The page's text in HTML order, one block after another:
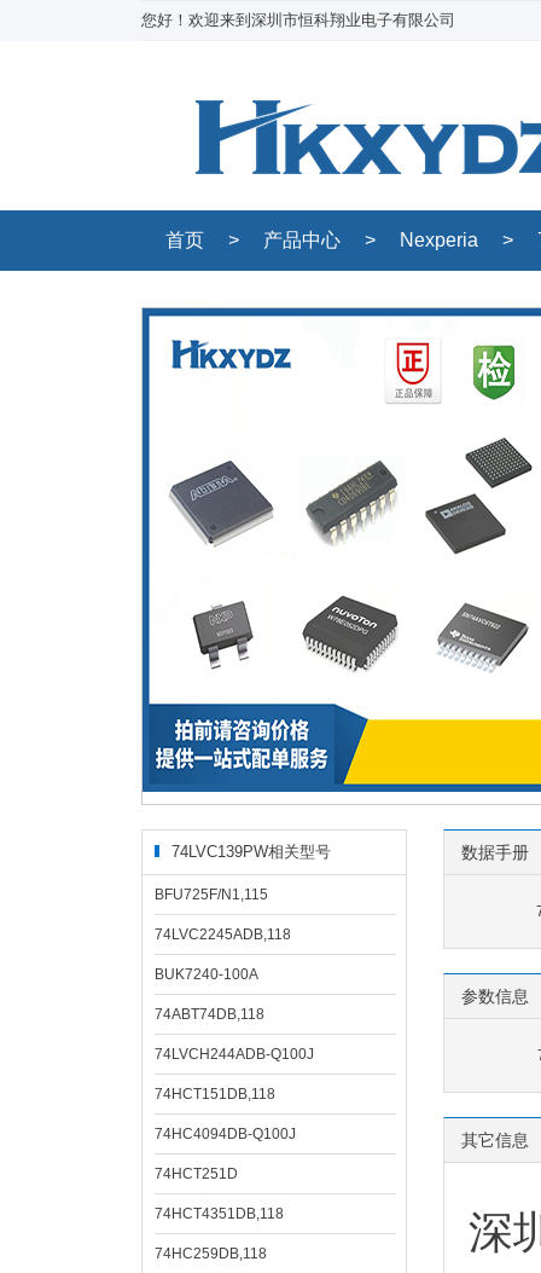
您好！欢迎来到深圳市恒科翔业电子有限公司
首页 > 产品中心 > Nexperia >
74LVC139PW相关型号
BFU725F/N1,115
74LVC2245ADB,118
BUK7240-100A
74ABT74DB,118
74LVCH244ADB-Q100J
74HCT151DB,118
74HC4094DB-Q100J
74HCT251D
74HCT4351DB,118
74HC259DB,118
数据手册
参数信息
其它信息
深